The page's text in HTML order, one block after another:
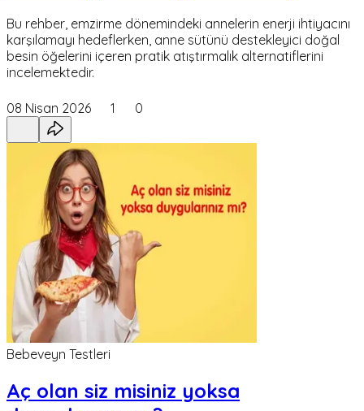
Bu rehber, emzirme dönemindeki annelerin enerji ihtiyacını
karşılamayı hedeflerken, anne sütünü destekleyici doğal
besin öğelerini içeren pratik atıştırmalık alternatiflerini
incelemektedir.
08 Nisan 2026 1 0
Bebeveyn Testleri
Aç olan siz misiniz yoksa